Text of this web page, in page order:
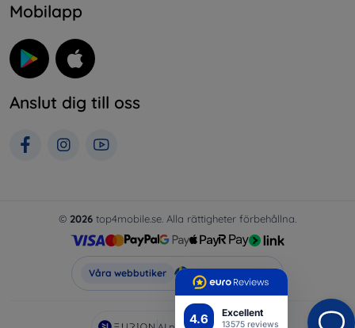
4.6 Excellent
13575 reviews
Mobilapp
Anslut dig till oss
© 2026 top4mobile.se. Alla rättigheter förbehållna.
Våra webbutiker Top4Mobile.se